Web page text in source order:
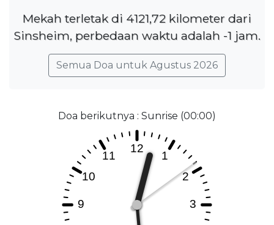
Mekah terletak di 4121,72 kilometer dari
Sinsheim, perbedaan waktu adalah -1 jam.
Semua Doa untuk Agustus 2026
Doa berikutnya : Sunrise (00:00)